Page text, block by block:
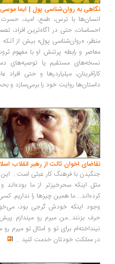
به روان‌شناسی پول | ایما موسی‌زاده
با ترس، طمع، امید، حسرت و
حتی در آگاه‌ترین افراد،
«روان‌شناسی پول» بیش از آنکه درباره
و رابطه پرتنش او با مفهوم ثروت و
مستقیم یا توصیه‌های دستوری،
میلیاردرها و حتی افراد
روایت خود را برمی‌سازد و بحث را
اخوان ثالث از رهبر انقلاب اسلامی
با فرهنگ کار عبثی است... این برادران
اینکه سحرخیزتر از ما بوده‌اند و
ما همین چیزها را نداریم. کسی نداریم
اینکه خودش گرجی بود، می‌خواست
بزنند...من میرم رو میندازم پیش
برای تو و امثال تو میرم رو
مملکت خودتان خدمت کنید...